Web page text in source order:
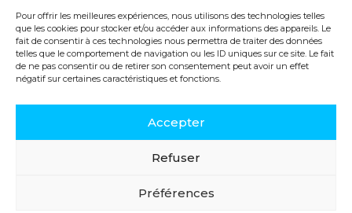
Pour offrir les meilleures expériences, nous utilisons des technologies telles
que les cookies pour stocker et/ou accéder aux informations des appareils. Le
fait de consentir à ces technologies nous permettra de traiter des données
telles que le comportement de navigation ou les ID uniques sur ce site. Le fait
de ne pas consentir ou de retirer son consentement peut avoir un effet
négatif sur certaines caractéristiques et fonctions.
Accepter
Refuser
Préférences
Autres services
Formation analytics
© 2025, Dity, agence digitale
Politique de cookies
Politique de confidentialité